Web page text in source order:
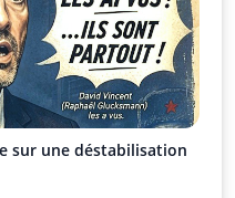
sur une déstabilisation